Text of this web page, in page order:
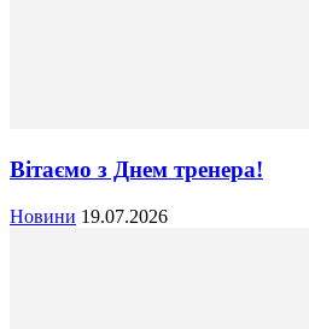
Вітаємо з Днем тренера!
Новини 19.07.2026